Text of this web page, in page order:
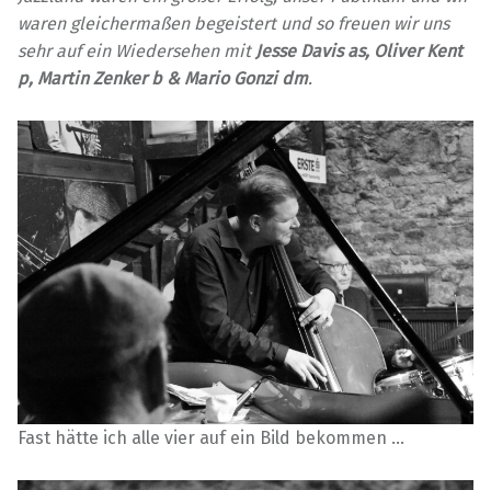
waren gleichermaßen begeistert und so freuen wir uns
sehr auf ein Wiedersehen mit Jesse Davis as, Oliver Kent
p, Martin Zenker b & Mario Gonzi dm.
Fast hätte ich alle vier auf ein Bild bekommen …